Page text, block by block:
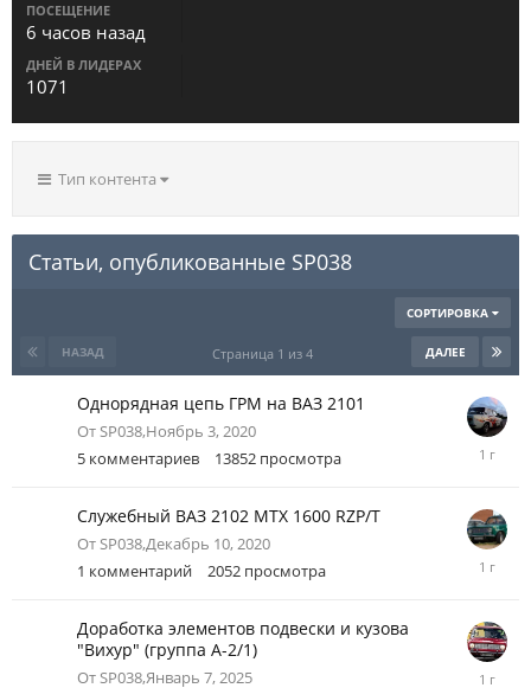
ПОСЕЩЕНИЕ
6 часов назад
ДНЕЙ В ЛИДЕРАХ
1071
Тип контента
Статьи, опубликованные SP038
СОРТИРОВКА
НАЗАД ДАЛЕЕ
Страница 1 из 4
Однорядная цепь ГРМ на ВАЗ 2101
ОтSP038,Ноябрь 3, 2020
5 комментариев 13852 просмотра
Июль
Служебный ВАЗ 2102 MTX 1600 RZP/T
ОтSP038,Декабрь 10, 2020
1 комментарий 2052 просмотра
Январь
Доработка элементов подвески и кузова
"Вихур" (группа А-2/1)
ОтSP038,Январь 7, 2025
Январь